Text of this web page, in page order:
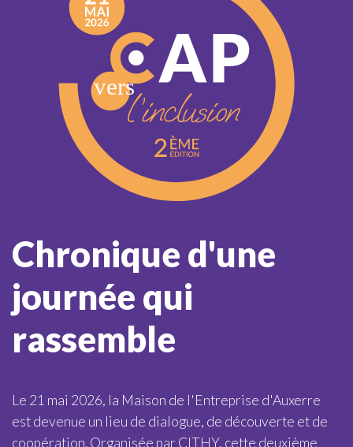
Chronique d'une
journée qui
rassemble
Le 21 mai 2026, la Maison de l'Entreprise d'Auxerre
est devenue un lieu de dialogue, de découverte et de
coopération. Organisée par CITHY, cette deuxième